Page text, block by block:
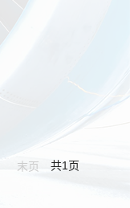
末页 共1页